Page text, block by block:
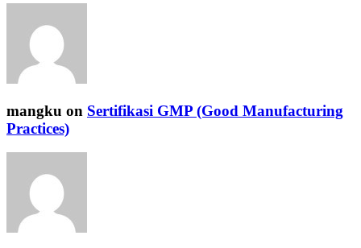
mangku on Sertifikasi GMP (Good Manufacturing
Practices)